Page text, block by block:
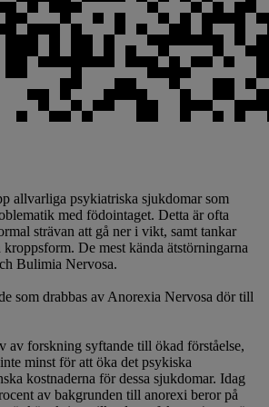
allvarliga psykiatriska sjukdomar som
med födointaget. Detta är ofta
strävan att gå ner i vikt, samt tankar
De mest kända ätstörningarna
Bulimia Nervosa.
som drabbas av Anorexia Nervosa dör till
av forskning syftande till ökad förståelse,
minst för att öka det psykiska
kostnaderna för dessa sjukdomar. Idag
av bakgrunden till anorexi beror på